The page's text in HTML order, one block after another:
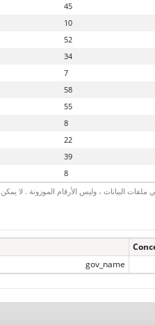
45
10
52
34
7
58
55
8
22
39
8
البيانات ، وليس الأرقام الموزونة . لا يمكن
gov_name